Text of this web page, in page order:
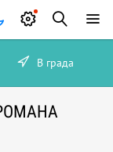
В града